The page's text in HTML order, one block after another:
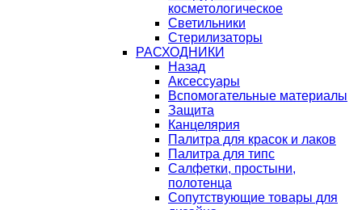
косметологическое
Светильники
Стерилизаторы
РАСХОДНИКИ
Назад
Аксессуары
Вспомогательные материалы
Защита
Канцелярия
Палитра для красок и лаков
Палитра для типс
Салфетки, простыни,
полотенца
Сопутствующие товары для